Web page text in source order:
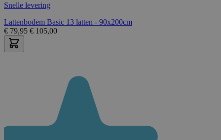
Snelle levering
Lattenbodem Basic 13 latten - 90x200cm
€ 79,95 € 105,00